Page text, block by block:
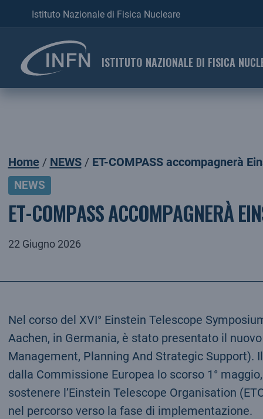
Istituto Nazionale di Fisica Nucleare
ISTITUTO NAZIONALE DI FISICA
Home NEWS ET-COMPASS accompagnerà
NEWS
ET-COMPASS ACCOMPAGNERÀ
22 Giugno 2026
Nel corso del XVI° Einstein Telescope
Aachen, in Germania, è stato presentato il
Management, Planning And Strategic
dalla Commissione Europea lo scorso 1°
sostenere l’Einstein Telescope Organisation
nel percorso verso la fase di implementazione.